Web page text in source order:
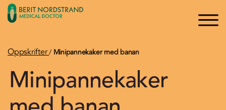
Søk ×
Bli medlem
Oppskrifter
×
Oppskrifter/ Minipannekaker med banan
Minipannekaker